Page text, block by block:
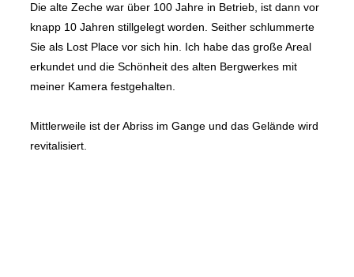
Die alte Zeche war über 100 Jahre in Betrieb, ist dann vor
knapp 10 Jahren stillgelegt worden. Seither schlummerte
Sie als Lost Place vor sich hin. Ich habe das große Areal
erkundet und die Schönheit des alten Bergwerkes mit
meiner Kamera festgehalten.
Mittlerweile ist der Abriss im Gange und das Gelände wird
revitalisiert.